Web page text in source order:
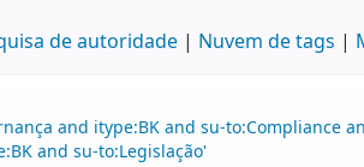
de autoridade Nuvem de tags
and itype:BK and su-to:Compliance
and su-to:Legislação'